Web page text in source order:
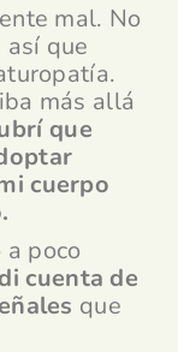
mal. No
que
más allá
que
cuerpo
poco
cuenta de
que